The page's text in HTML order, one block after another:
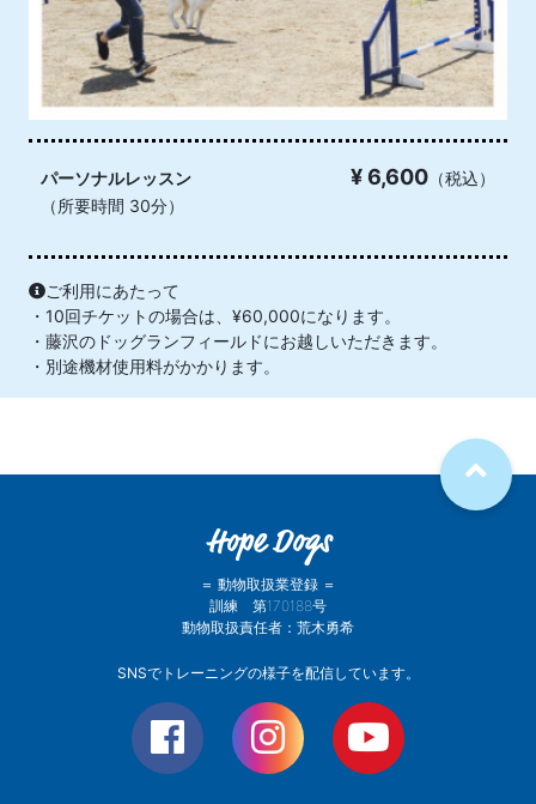
パーソナルレッスン ¥ 6,600（税込）
（所要時間 30分）
ご利用にあたって
・10回チケットの場合は、¥60,000になります。
・藤沢のドッグランフィールドにお越しいただきます。
・別途機材使用料がかかります。
Hope Dogs
＝ 動物取扱業登録 ＝
訓練 第170188号
動物取扱責任者：荒木勇希
SNSでトレーニングの様子を配信しています。